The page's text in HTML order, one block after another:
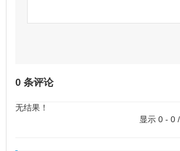
0 条评论
无结果！
显示 0 - 0